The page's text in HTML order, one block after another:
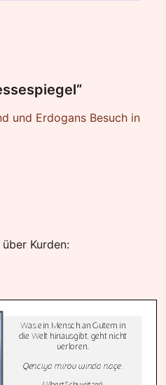
und Erdogans Besuch in
Kurden: